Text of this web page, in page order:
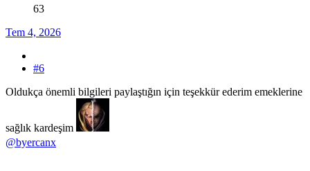
63
Tem 4, 2026
#6
Oldukça önemli bilgileri paylaştığın için teşekkür ederim emeklerine
sağlık kardeşim
@byercanx